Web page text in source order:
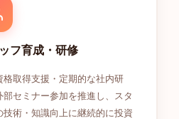
フ育成・研修
格取得支援・定期的な社内研
部セミナー参加を推進し、スタ
技術・知識向上に継続的に投資